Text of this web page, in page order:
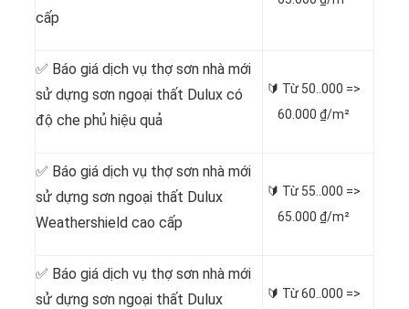
cấp
✅ Báo giá dịch vụ thợ sơn nhà mới
sử dựng sơn ngoại thất Dulux có
độ che phủ hiệu quả
🔰 Từ 50..000 =>
60.000 ₫/m²
✅ Báo giá dịch vụ thợ sơn nhà mới
sử dựng sơn ngoại thất Dulux
Weathershield cao cấp
🔰 Từ 55..000 =>
65.000 ₫/m²
✅ Báo giá dịch vụ thợ sơn nhà mới
sử dựng sơn ngoại thất Dulux
🔰 Từ60..000 =>